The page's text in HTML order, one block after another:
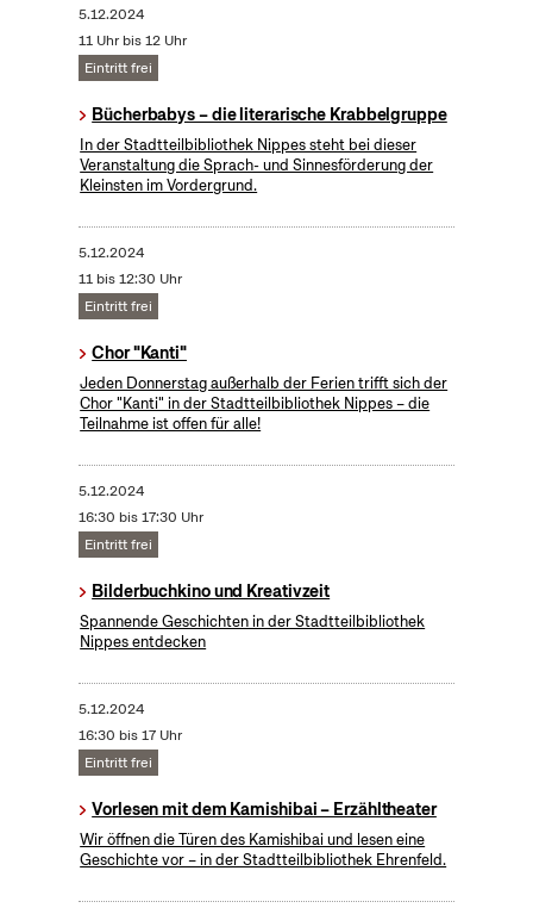
5.12.2024
11 Uhr bis 12 Uhr
Eintritt frei
Bücherbabys – die literarische Krabbelgruppe
In der Stadtteilbibliothek Nippes steht bei dieser
Veranstaltung die Sprach- und Sinnesförderung der
Kleinsten im Vordergrund.
5.12.2024
11 bis 12:30 Uhr
Eintritt frei
Chor "Kanti"
Jeden Donnerstag außerhalb der Ferien trifft sich der
Chor "Kanti" in der Stadtteilbibliothek Nippes – die
Teilnahme ist offen für alle!
5.12.2024
16:30 bis 17:30 Uhr
Eintritt frei
Bilderbuchkino und Kreativzeit
Spannende Geschichten in der Stadtteilbibliothek
Nippes entdecken
5.12.2024
16:30 bis 17 Uhr
Eintritt frei
Vorlesen mit dem Kamishibai – Erzähltheater
Wir öffnen die Türen des Kamishibai und lesen eine
Geschichte vor – in der Stadtteilbibliothek Ehrenfeld.